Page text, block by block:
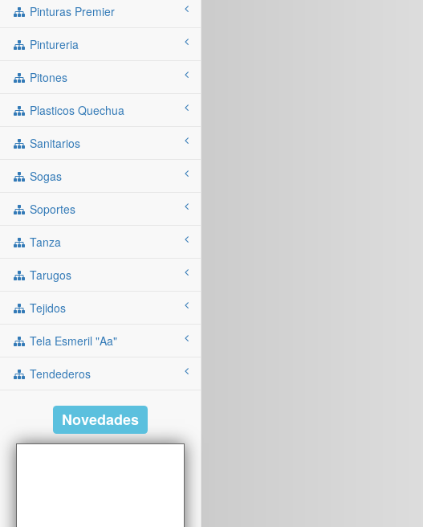
Pinturas Premier
Pintureria
Pitones
Plasticos Quechua
Sanitarios
Sogas
Soportes
Tanza
Tarugos
Tejidos
Tela Esmeril "aa"
Tendederos
Novedades